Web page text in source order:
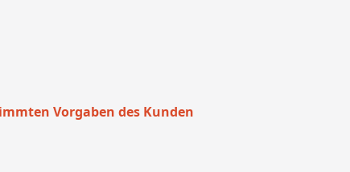
Vorgaben des Kunden